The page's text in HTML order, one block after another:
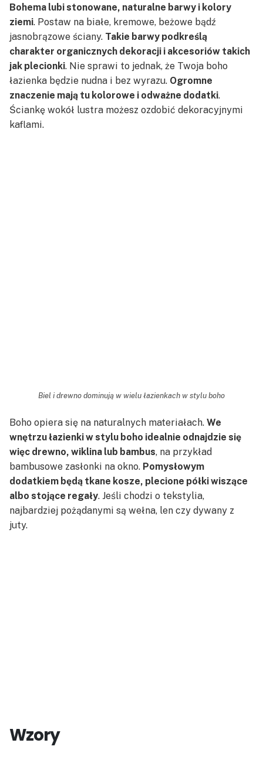
Bohema lubi stonowane, naturalne barwy i kolory
ziemi. Postaw na białe, kremowe, beżowe bądź
jasnobrązowe ściany. Takie barwy podkreślą
charakter organicznych dekoracji i akcesoriów takich
jak plecionki. Nie sprawi to jednak, że Twoja boho
łazienka będzie nudna i bez wyrazu. Ogromne
znaczenie mają tu kolorowe i odważne dodatki.
Ściankę wokół lustra możesz ozdobić dekoracyjnymi
kaflami.
Biel i drewno dominują w wielu łazienkach w stylu boho
Boho opiera się na naturalnych materiałach. We
wnętrzu łazienki w stylu boho idealnie odnajdzie się
więc drewno, wiklina lub bambus, na przykład
bambusowe zasłonki na okno. Pomysłowym
dodatkiem będą tkane kosze, plecione półki wiszące
albo stojące regały. Jeśli chodzi o tekstylia,
najbardziej pożądanymi są wełna, len czy dywany z
juty.
Wzory